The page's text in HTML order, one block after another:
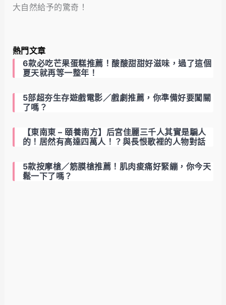
大自然給予的驚奇！
熱門文章
6款必吃芒果蛋糕推薦！酸酸甜甜好滋味，過了這個
夏天就再等一整年！
5部超夯生存遊戲電影／戲劇推薦，你準備好要闖關
了嗎？
【東南東 – 頤養南方】后宮佳麗三千人其實是騙人
的！居然有高達四萬人！？與長恨歌裡的人物對話
5款按摩槍／筋膜槍推薦！肌肉痠痛好緊繃，你今天
鬆一下了嗎？